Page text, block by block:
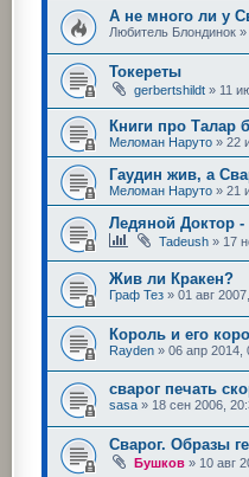
А не много ли у
Любитель Блондинок »
Токереты
gerbertshildt » 11
Книги про Талар
Меломан Наруто » 22
Гаудин жив, а
Меломан Наруто » 21
Ледяной Доктор -
Tadeush » 17
Жив ли Кракен?
Граф Тез » 01 авг
Король и его
Rayden » 06 апр 2014,
сварог печать
sasa » 18 сен 2006,
Сварог. Образы
Бушков » 10 авг